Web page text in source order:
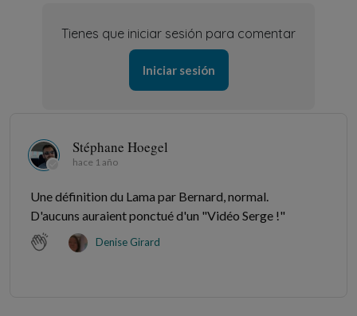
Tienes que iniciar sesión para comentar
Iniciar sesión
Stéphane Hoegel
hace 1 año
Une définition du Lama par Bernard, normal.
D'aucuns auraient ponctué d'un "Vidéo Serge !"
Denise Girard